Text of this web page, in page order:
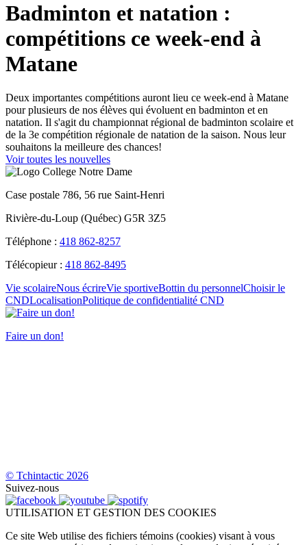
Badminton et natation :
compétitions ce week-end à
Matane
Deux importantes compétitions auront lieu ce week-end à Matane
pour plusieurs de nos élèves qui évoluent en badminton et en
natation. Il s'agit du championnat régional de badminton scolaire et
de la 3e compétition régionale de natation de la saison. Nous leur
souhaitons la meilleure des chances!
Voir toutes les nouvelles
Case postale 786, 56 rue Saint-Henri
Rivière-du-Loup (Québec) G5R 3Z5
Téléphone : 418 862-8257
Télécopieur : 418 862-8495
Vie scolaireNous écrireVie sportiveBottin du personnelChoisir le
CNDLocalisationPolitique de confidentialité CND
Faire un don!
© Tchintactic 2026
Suivez-nous
UTILISATION ET GESTION DES COOKIES
Ce site Web utilise des fichiers témoins (cookies) visant à vous